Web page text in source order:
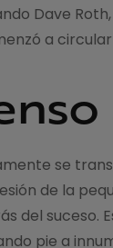
Dave
a
se
de la
del suceso.
pie a